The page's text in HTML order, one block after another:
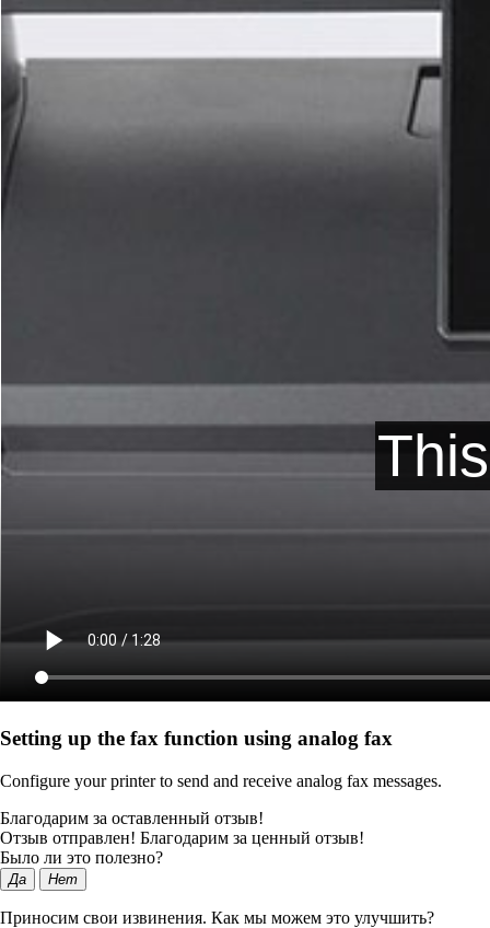
Setting up the fax function using analog fax
Configure your printer to send and receive analog fax messages.
Благодарим за оставленный отзыв!
Отзыв отправлен! Благодарим за ценный отзыв!
Было ли это полезно?
Да Нет
Приносим свои извинения. Как мы можем это улучшить?